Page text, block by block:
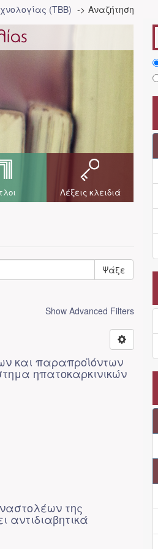
(ΤΒΒ) Αναζήτηση
Λέξεις κλειδιά
Ψάξε
Show Advanced Filters
και παραπροϊόντων
ηπατοκαρκινικών
της